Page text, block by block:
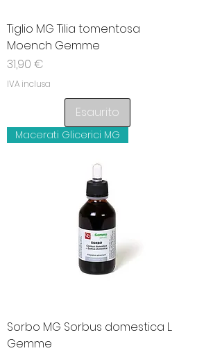
Tiglio MG Tilia tomentosa
Moench Gemme
Prezzo
31,90 €
IVA inclusa
Esaurito
Macerati Glicerici MG
Sorbo MG Sorbus domestica L.
Gemme